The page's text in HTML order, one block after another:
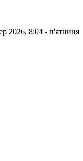
2026, 8:04 - п'ятниця